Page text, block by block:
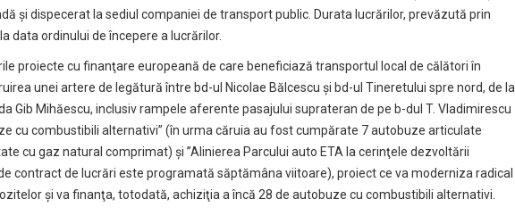
şi dispecerat la sediul companiei de transport public. Durata lucrărilor, prevăzută prin
data ordinului de începere a lucrărilor.
proiecte cu finanţare europeană de care beneficiază transportul local de călători în
unei artere de legătură între bd-ul Nicolae Bălcescu şi bd-ul Tineretului spre nord, de la
Gib Mihăescu, inclusiv rampele aferente pasajului suprateran de pe b-dul T. Vladimirescu
cu combustibili alternativi” (în urma căruia au fost cumpărate 7 autobuze articulate
cu gaz natural comprimat) şi ”Alinierea Parcului auto ETA la cerinţele dezvoltării
contract de lucrări este programată săptămâna viitoare), proiect ce va moderniza radical
şi va finanţa, totodată, achiziţia a încă 28 de autobuze cu combustibili alternativi.